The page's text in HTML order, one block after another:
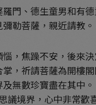
門、德生童男和有
勒菩薩，親近請教。
，焦躁不安，後來
，祈請菩薩為開樓閣
無數珍寶盡在其中。
議境界，心中非常歡